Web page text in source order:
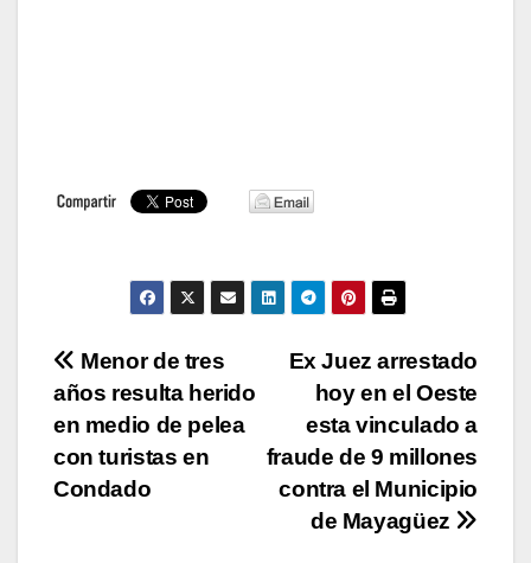
Navegación
de
entradas
Ex Juez arrestado
hoy en el Oeste
esta vinculado a
fraude de 9 millones
contra el Municipio
de Mayagüez
Menor de tres
años resulta herido
en medio de pelea
con turistas en
Condado